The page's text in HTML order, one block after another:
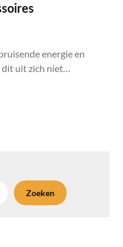
energie en
dit uit zich niet…
Zoeken